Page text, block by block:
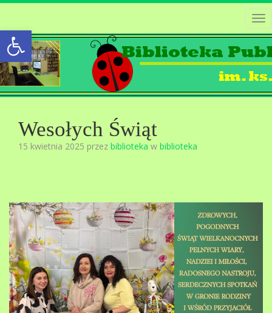
Open toolbar
Wesołych Świąt
15 kwietnia 2025 przez biblioteka w biblioteka